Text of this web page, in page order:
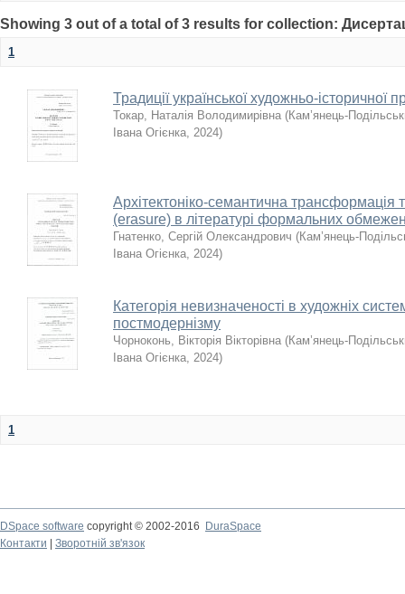
Showing 3 out of a total of 3 results for collection:
1
Традиції української художньо-історичної
Токар, Наталія Володимирівна (Кам’янець-
Івана Огієнка, 2024)
Архітектоніко-семантична трансформація
(erasure) в літературі формальних
Гнатенко, Сергій Олександрович (Кам’янець-
Івана Огієнка, 2024)
Категорія невизначеності в художніх
постмодернізму
Чорноконь, Вікторія Вікторівна (Кам’янець-
Івана Огієнка, 2024)
1
DSpace software copyright © 2002-2016
DuraSpace
Контакти
Зворотній зв'язок